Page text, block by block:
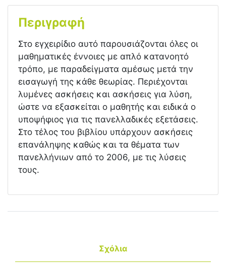
Περιγραφή
Στο εγχειρίδιο αυτό παρουσιάζονται όλες οι
μαθηματικές έννοιες με απλό κατανοητό
τρόπο, με παραδείγματα αμέσως μετά την
εισαγωγή της κάθε θεωρίας. Περιέχονται
λυμένες ασκήσεις και ασκήσεις για λύση,
ώστε να εξασκείται ο μαθητής και ειδικά ο
υποψήφιος για τις πανελλαδικές εξετάσεις.
Στο τέλος του βιβλίου υπάρχουν ασκήσεις
επανάληψης καθώς και τα θέματα των
πανελλήνιων από το 2006, με τις λύσεις
τους.
Σχόλια